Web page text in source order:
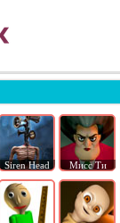
Siren Head Мисс Ти